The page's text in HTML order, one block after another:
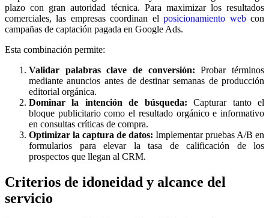
plazo con gran autoridad técnica. Para maximizar los resultados
comerciales, las empresas coordinan el posicionamiento webcon
campañas de captación pagada en Google Ads.
Esta combinación permite:
Validar palabras clave de conversión: Probar términos
mediante anuncios antes de destinar semanas de producción
editorial orgánica.
Dominar la intención de búsqueda: Capturar tanto el
bloque publicitario como el resultado orgánico e informativo
en consultas críticas de compra.
Optimizar la captura de datos: Implementar pruebas A/B en
formularios para elevar la tasa de calificación de los
prospectos que llegan al CRM.
Criterios de idoneidad y alcance del
servicio